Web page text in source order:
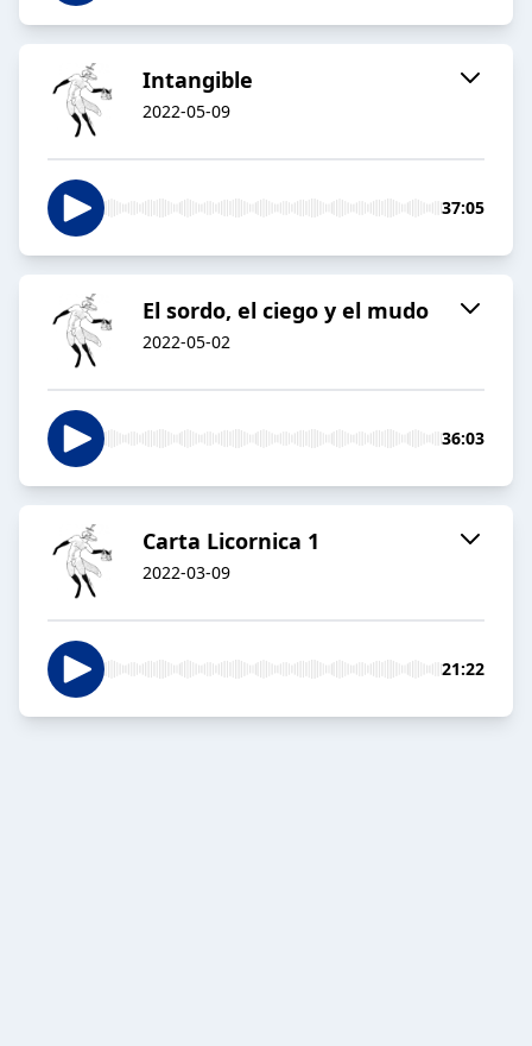
Intangible
2022-05-09
37:05
El sordo, el ciego y el mudo
2022-05-02
36:03
Carta Licornica 1
2022-03-09
21:22